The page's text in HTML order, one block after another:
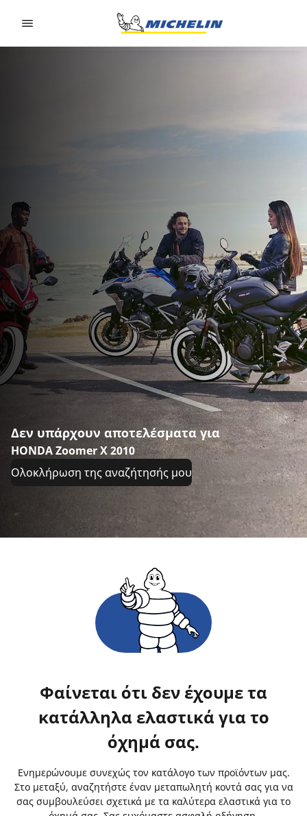
Δεν υπάρχουν αποτελέσματα για
HONDA Zoomer X 2010
Ολοκλήρωση της αναζήτησής μου
Φαίνεται ότι δεν έχουμε τα
κατάλληλα ελαστικά για το
όχημά σας.
Ενημερώνουμε συνεχώς τον κατάλογο των προϊόντων μας.
Στο μεταξύ, αναζητήστε έναν μεταπωλητή κοντά σας για να
σας συμβουλεύσει σχετικά με τα καλύτερα ελαστικά για το